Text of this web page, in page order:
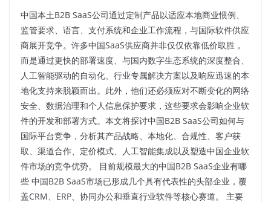
中国本土B2B SaaS公司通过定制产品以适应本地商业惯例、
监管要求、语言、支付系统和企业工作流程，与国际软件供应
商展开竞争。许多中国SaaS供应商并非仅仅依靠低价取胜，
而是通过更快的部署速度、与国内数字生态系统的深度整合、
人工智能驱动的自动化、行业专属解决方案以及响应迅速的本
地化支持来脱颖而出。此外，他们还必须应对不断变化的网络
安全、数据治理和个人信息保护要求，这些要求会影响企业软
件的开发和部署方式。本文将探讨中国B2B SaaS公司如何与
国际平台竞争，分析其产品战略、本地化、合规性、客户获
取、渠道合作、定价模式、人工智能集成以及塑造中国企业软
件市场的竞争优势。 目前规模最大的中国B2B SaaS企业有哪
些 中国B2B SaaS市场已形成几个具有代表性的头部企业，覆
盖CRM、ERP、协同办公和垂直行业软件等核心赛道。 主要